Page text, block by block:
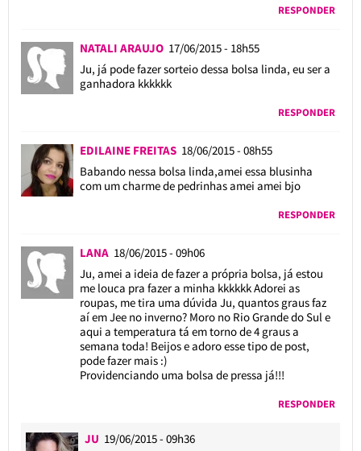
RESPONDER
NATALI ARAUJO 17/06/2015 - 18h55
Ju, já pode fazer sorteio dessa bolsa linda, eu ser a
ganhadora kkkkkk
RESPONDER
EDILAINE FREITAS 18/06/2015 - 08h55
Babando nessa bolsa linda,amei essa blusinha
com um charme de pedrinhas amei amei bjo
RESPONDER
LANA 18/06/2015 - 09h06
Ju, amei a ideia de fazer a própria bolsa, já estou
me louca pra fazer a minha kkkkkk Adorei as
roupas, me tira uma dúvida Ju, quantos graus faz
aí em Jee no inverno? Moro no Rio Grande do Sul e
aqui a temperatura tá em torno de 4 graus a
semana toda! Beijos e adoro esse tipo de post,
pode fazer mais :)
Providenciando uma bolsa de pressa já!!!
RESPONDER
JU 19/06/2015 - 09h36